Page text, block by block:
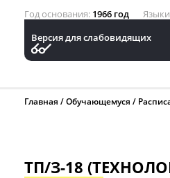
Год основания 1966 год
Версия для слабовидящих
Главная Обучающемуся
ТП/З-18